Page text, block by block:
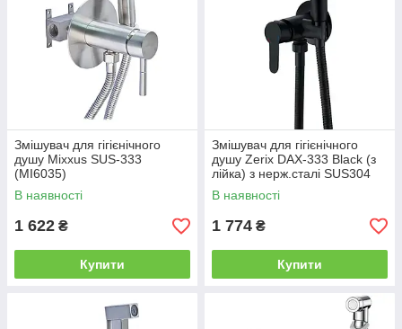
Змішувач для гігієнічного
душу Mixxus SUS-333
(MI6035)
В наявності
1 622 ₴
Купити
Змішувач для гігієнічного
душу Zerix DAX-333 Black (з
лійка) з нерж.сталі SUS304
(ZX4830)
В наявності
1 774 ₴
Купити